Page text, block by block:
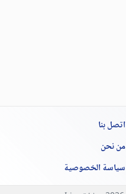
اتصل بنا
من نحن
سياسة الخصوصية